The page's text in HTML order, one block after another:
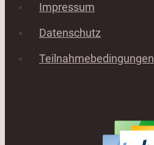
Impressum
Datenschutz
Teilnahmebedingungen